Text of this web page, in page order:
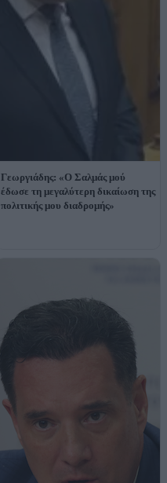
Γεωργιάδης: «Ο Σαλμάς μού
έδωσε τη μεγαλύτερη δικαίωση της
πολιτικής μου διαδρομής»